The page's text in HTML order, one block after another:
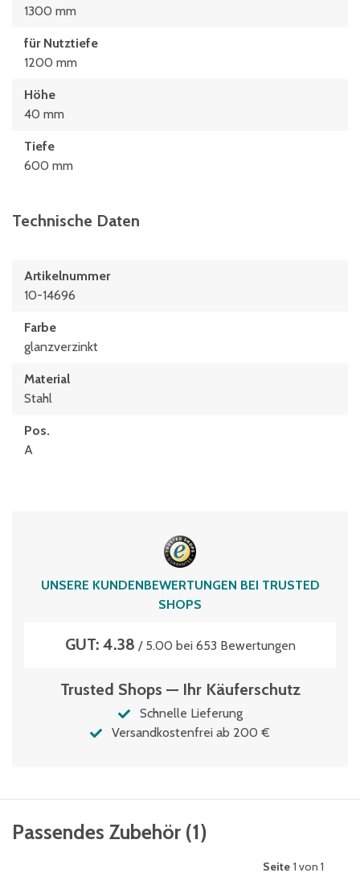
1300 mm
für Nutztiefe
1200 mm
Höhe
40 mm
Tiefe
600 mm
Technische Daten
Artikelnummer
10-14696
Farbe
glanzverzinkt
Material
Stahl
Pos.
A
UNSERE KUNDENBEWERTUNGEN BEI TRUSTED
SHOPS
GUT: 4.38 / 5.00 bei 653 Bewertungen
Trusted Shops — Ihr Käuferschutz
Schnelle Lieferung
Versandkostenfrei ab 200 €
Passendes Zubehör (1)
Seite 1 von 1